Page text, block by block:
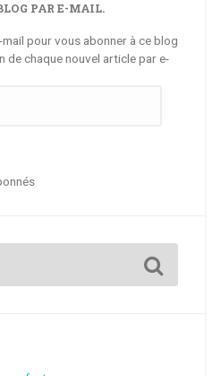
PAR E-MAIL.
pour vous abonner à ce blog
chaque nouvel article par e-